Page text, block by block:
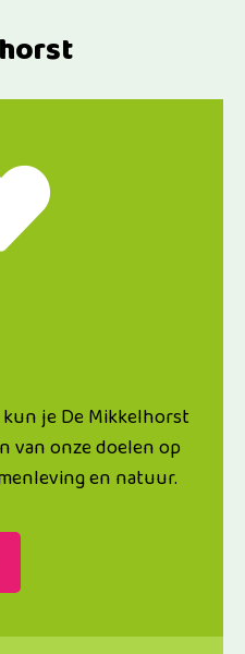
je De Mikkelhorst
van onze doelen op
en natuur.